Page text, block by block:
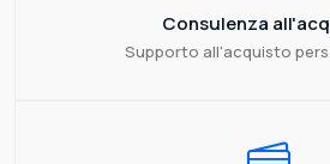
Consulenza
Supporto all'acquisto